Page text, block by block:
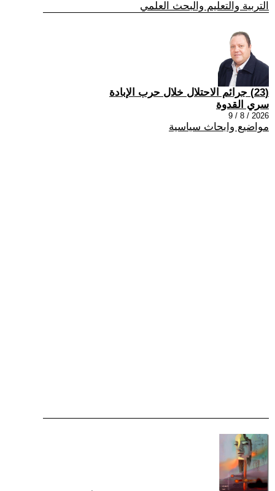
التربية والتعليم والبحث العلمي
(23) جرائم الاحتلال خلال حرب الإبادة
سري القدوة
2026 / 8 / 9
مواضيع وابحاث سياسية